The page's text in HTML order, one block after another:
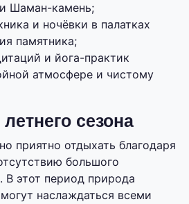
Шаман-камень;
и ночёвки в палатках
памятника;
и йога-практик
атмосфере и чистому
сезона
приятно отдыхать благодаря
большого
В этот период природа
наслаждаться всеми